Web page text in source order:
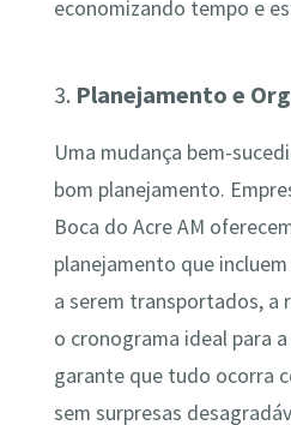
economizando tempo e
3. Planejamento e
Uma mudança bem-
bom planejamento.
Boca do Acre AM
planejamento que
a serem transportados, a
o cronograma ideal para
garante que tudo ocorra
sem surpresas